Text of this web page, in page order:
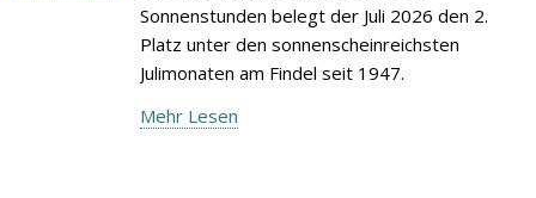
Sonnenstunden belegt der Juli 2026 den 2.
Platz unter den sonnenscheinreichsten
Julimonaten am Findel seit 1947.
Mehr Lesen